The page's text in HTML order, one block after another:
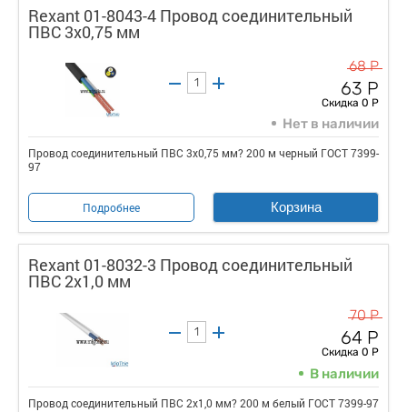
Rexant 01-8043-4 Провод соединительный
ПВС 3х0,75 мм
68 Р
63 Р
Скидка 0 Р
Нет в наличии
Провод соединительный ПВС 3х0,75 мм? 200 м черный ГОСТ 7399-
97
Подробнее Корзина
Rexant 01-8032-3 Провод соединительный
ПВС 2х1,0 мм
70 Р
64 Р
Скидка 0 Р
В наличии
Провод соединительный ПВС 2х1,0 мм? 200 м белый ГОСТ 7399-97